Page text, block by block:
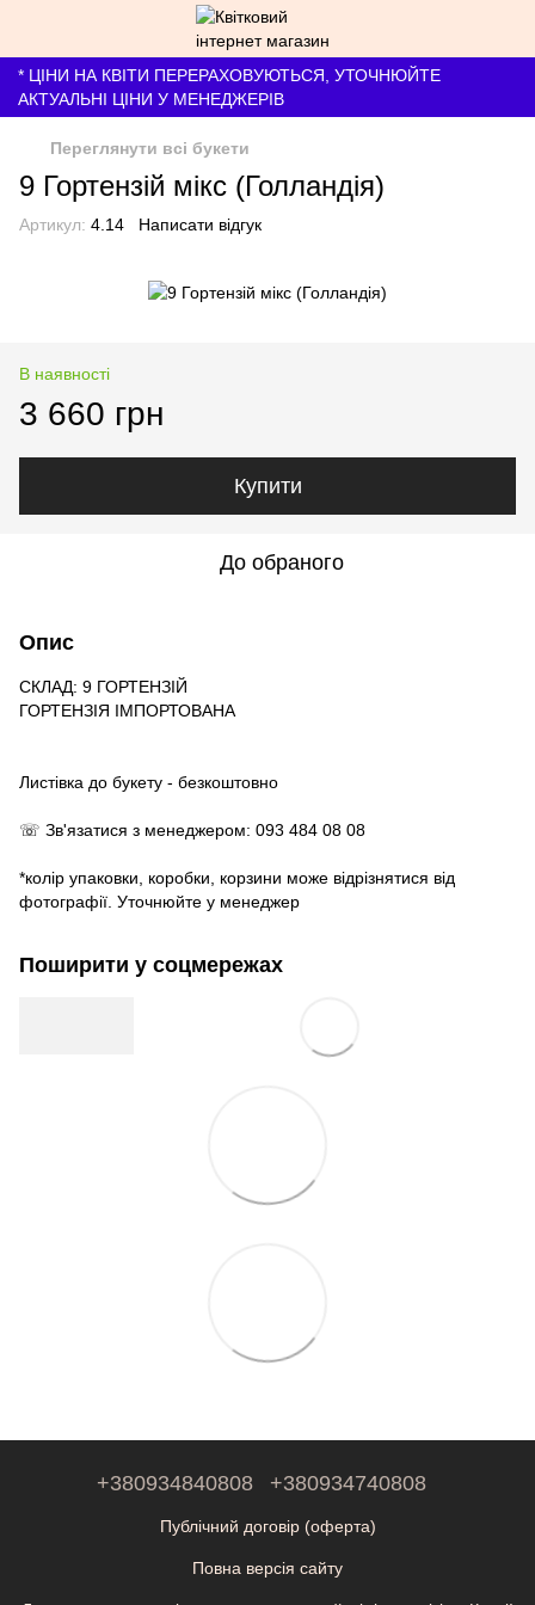
* ЦІНИ НА КВІТИ ПЕРЕРАХОВУЮТЬСЯ, УТОЧНЮЙТЕ
АКТУАЛЬНІ ЦІНИ У МЕНЕДЖЕРІВ
Переглянути всі букети
9 Гортензій мікс (Голландія)
Артикул: 4.14 Написати відгук
В наявності
3 660 грн
Купити
До обраного
Опис
СКЛАД: 9 ГОРТЕНЗІЙ
ГОРТЕНЗІЯ ІМПОРТОВАНА
Листівка до букету - безкоштовно
☏ Зв'язатися з менеджером: 093 484 08 08
*колір упаковки, коробки, корзини може відрізнятися від
фотографії. Уточнюйте у менеджер
Поширити у соцмережах
+380934840808 +380934740808
Публічний договір (оферта)
Повна версія сайту